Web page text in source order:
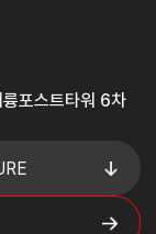
포스트타워 6차